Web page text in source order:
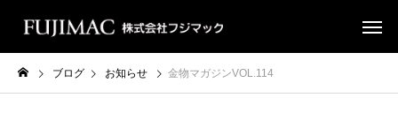
ブログ お知らせ 金物マガジンVOL.114